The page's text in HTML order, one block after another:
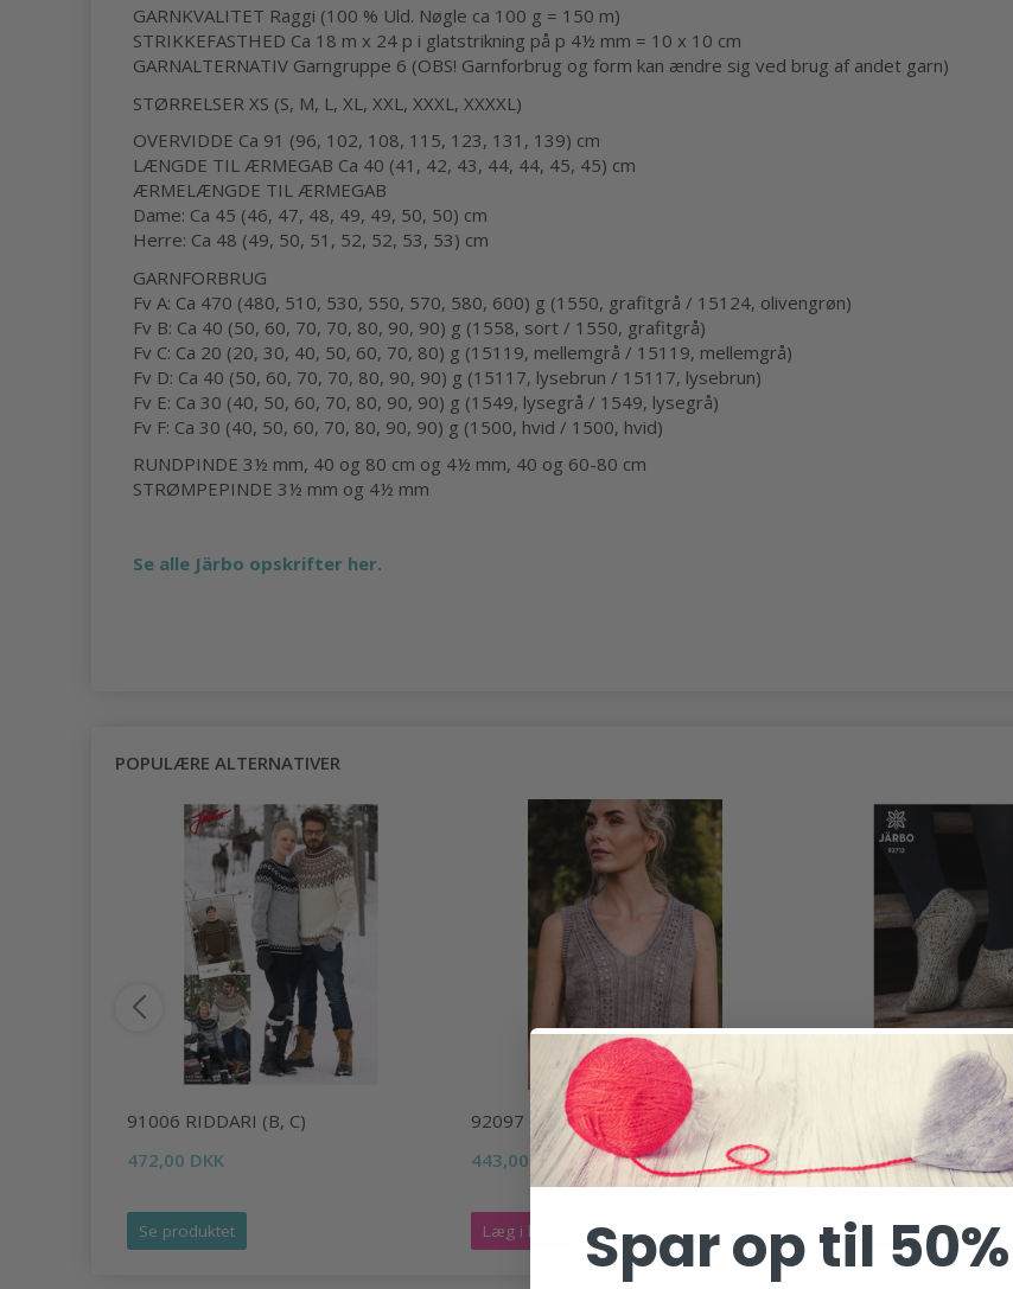
GARNKVALITET Raggi (100 % Uld. Nøgle ca 100 g = 150 m)
STRIKKEFASTHED Ca 18 m x 24 p i glatstrikning på p 4½ mm = 10 x 10 cm
GARNALTERNATIV Garngruppe 6 (OBS! Garnforbrug og form kan ændre sig ved brug af andet garn)
STØRRELSER XS (S, M, L, XL, XXL, XXXL, XXXXL)
OVERVIDDE Ca 91 (96, 102, 108, 115, 123, 131, 139) cm
LÆNGDE TIL ÆRMEGAB Ca 40 (41, 42, 43, 44, 44, 45, 45) cm
ÆRMELÆNGDE TIL ÆRMEGAB
Dame: Ca 45 (46, 47, 48, 49, 49, 50, 50) cm
Herre: Ca 48 (49, 50, 51, 52, 52, 53, 53) cm
GARNFORBRUG
Fv A: Ca 470 (480, 510, 530, 550, 570, 580, 600) g (1550, grafitgrå / 15124, olivengrøn)
Fv B: Ca 40 (50, 60, 70, 70, 80, 90, 90) g (1558, sort / 1550, grafitgrå)
Fv C: Ca 20 (20, 30, 40, 50, 60, 70, 80) g (15119, mellemgrå / 15119, mellemgrå)
Fv D: Ca 40 (50, 60, 70, 70, 80, 90, 90) g (15117, lysebrun / 15117, lysebrun)
Fv E: Ca 30 (40, 50, 60, 70, 80, 90, 90) g (1549, lysegrå / 1549, lysegrå)
Fv F: Ca 30 (40, 50, 60, 70, 80, 90, 90) g (1500, hvid / 1500, hvid)
RUNDPINDE 3½ mm, 40 og 80 cm og 4½ mm, 40 og 60-80 cm
STRØMPEPINDE 3½ mm og 4½ mm
Se alle Järbo opskrifter her.
POPULÆRE ALTERNATIVER
91006 RIDDARI (B, C)
472,00 DKK
Se produktet
92097 GRUSVÄGAR
443,00 DKK
Læg i kurv
92712 TINNE - TØFLER
74,95 DKK
Læg i kurv
Spar op til 50%